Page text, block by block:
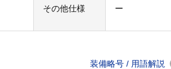
その他仕様 ー
装備略号 / 用語解説